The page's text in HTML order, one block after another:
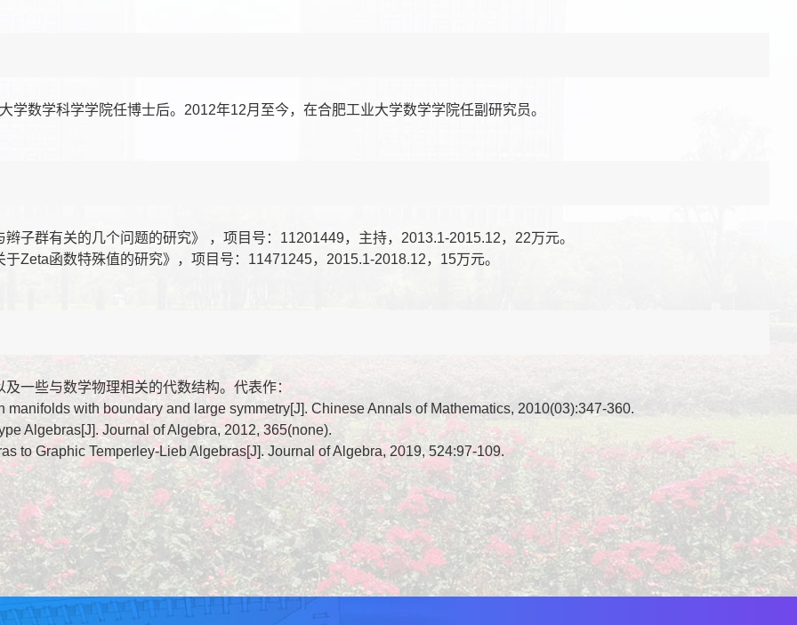
学数学科学学院任博士后。2012年12月至今，在合肥工业大学数学学院任副研究员。
子群有关的几个问题的研究》 ，项目号：11201449，主持，2013.1-2015.12，22万元。
Zeta函数特殊值的研究》，项目号：11471245，2015.1-2018.12，15万元。
一些与数学物理相关的代数结构。代表作：
with boundary and large symmetry[J]. Chinese Annals of Mathematics, 2010(03):347-360.
Algebras[J]. Journal of Algebra, 2012, 365(none).
to Graphic Temperley-Lieb Algebras[J]. Journal of Algebra, 2019, 524:97-109.